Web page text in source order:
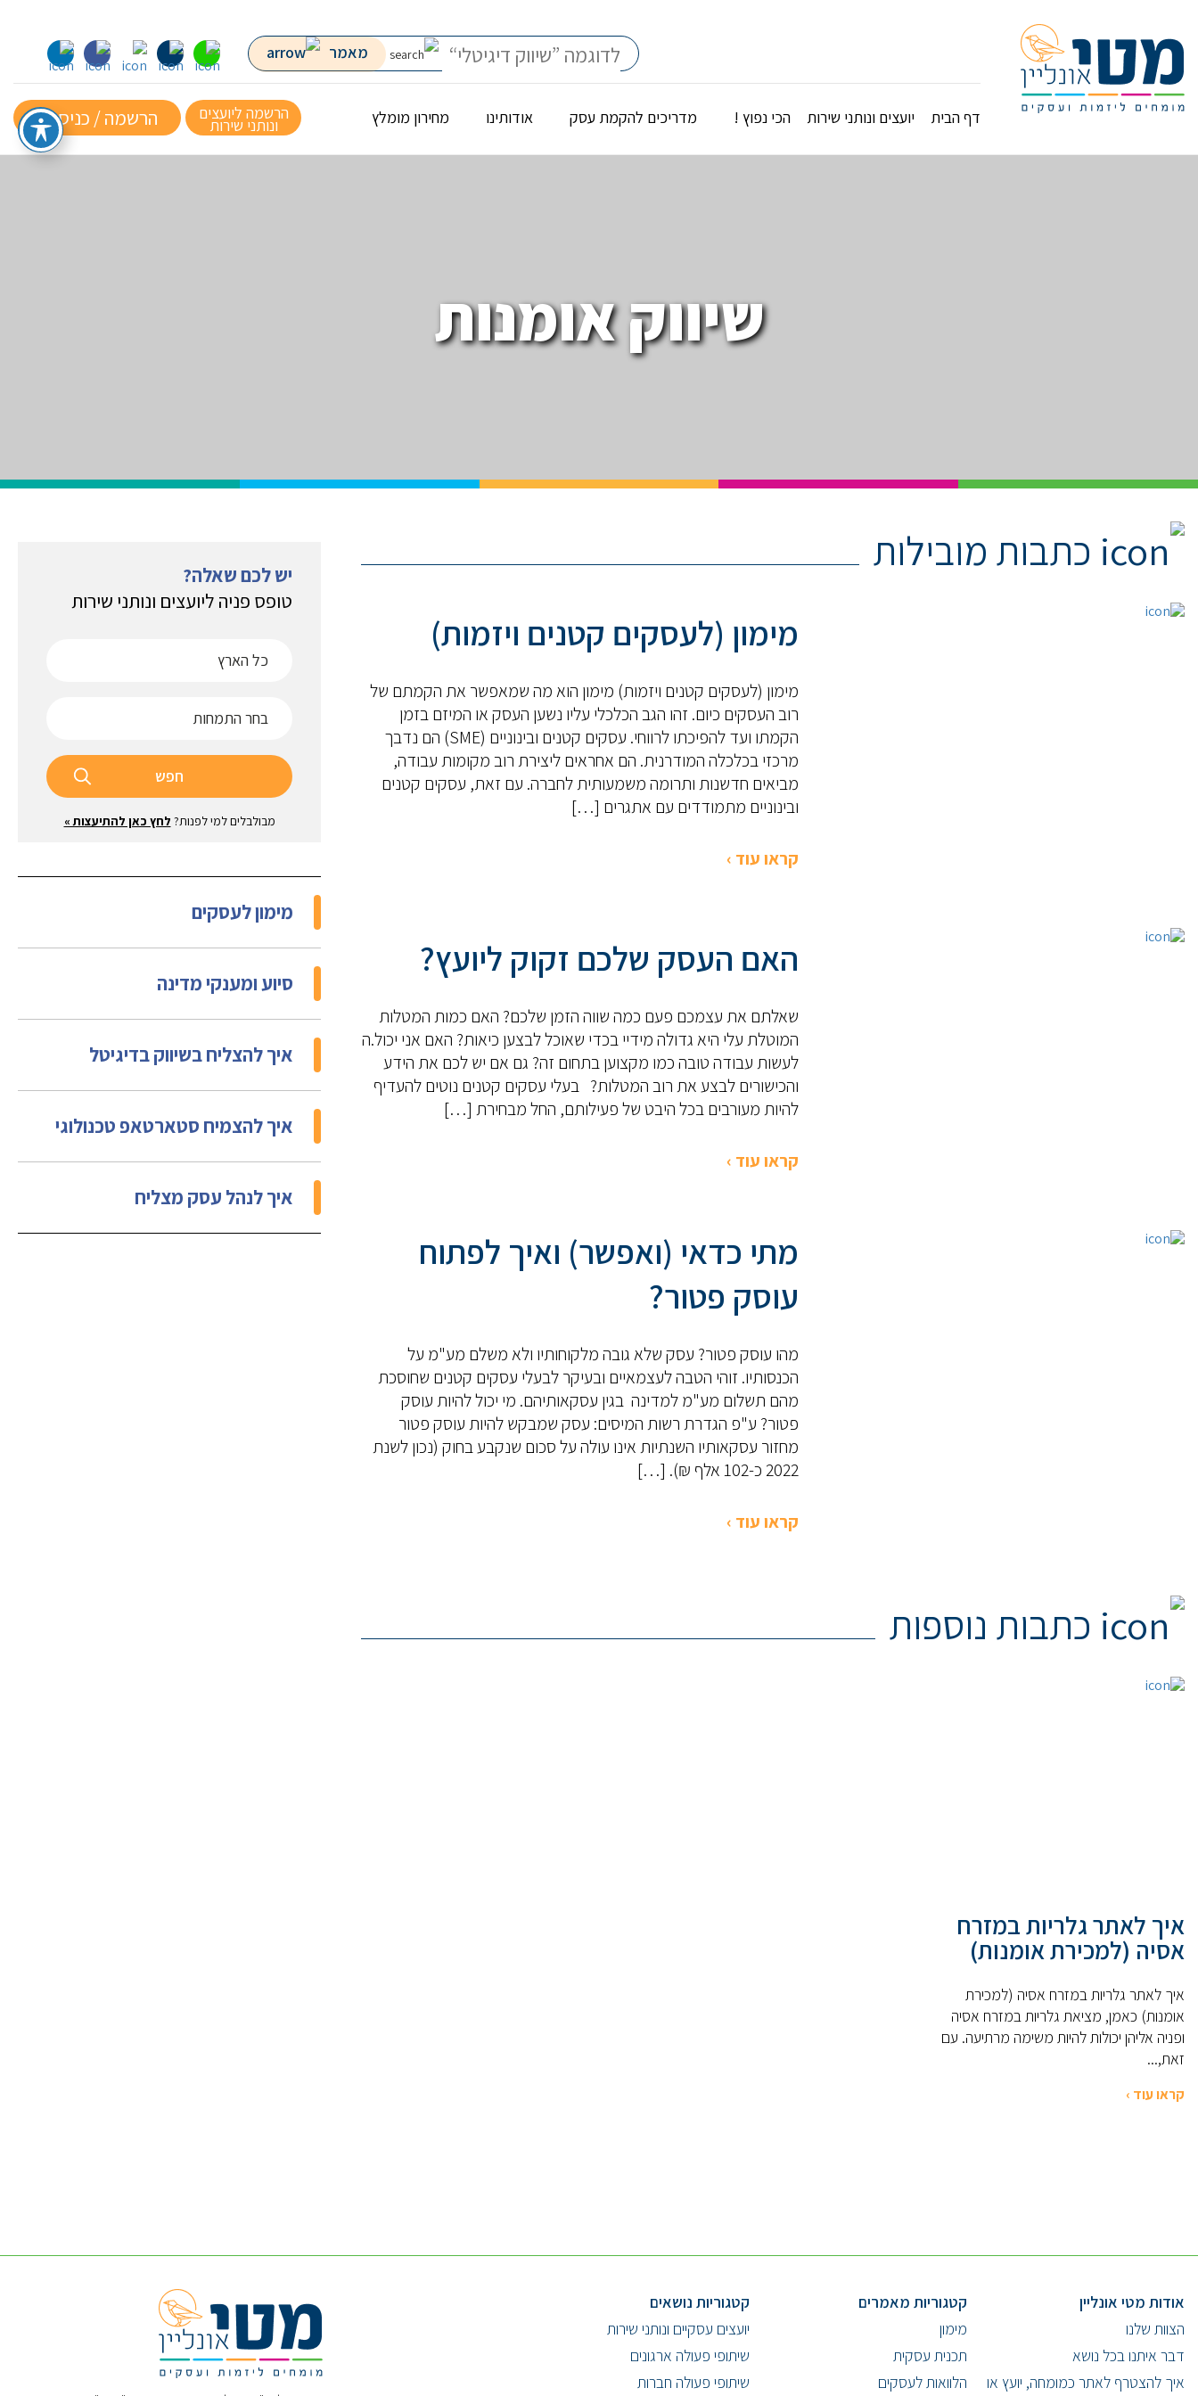
מאמר
דף הבית יועצים ונותני שירות הכי נפוץ ! מדריכים להקמת עסק אודותינו מחירון מומלץ הרשמה / כניסה » הרשמה ליועצים
ונותני שירות
שיווק אומנות
כתבות מובילות
מימון (לעסקים קטנים ויזמות)
מימון (לעסקים קטנים ויזמות) מימון הוא מה שמאפשר את הקמתם של
רוב העסקים כיום. זהו הגב הכלכלי עליו נשען העסק או המיזם בזמן
הקמתו ועד להפיכתו לרווחי. עסקים קטנים ובינוניים (SME) הם נדבך
מרכזי בכלכלה המודרנית. הם אחראים ליצירת רוב מקומות עבודה,
מביאים חדשנות ותרומה משמעותית לחברה. עם זאת, עסקים קטנים
ובינוניים מתמודדים עם אתגרים […]
קראו עוד ›
האם העסק שלכם זקוק ליועץ?
שאלתם את עצמכם פעם כמה שווה הזמן שלכם? האם כמות המטלות
המוטלת עלי היא גדולה מידיי בכדי שאוכל לבצען כיאות? האם אני יכול.ה
לעשות עבודה טובה כמו מקצוען בתחום זה? גם אם יש לכם את הידע
והכישורים לבצע את רוב המטלות? בעלי עסקים קטנים נוטים להעדיף
להיות מעורבים בכל היבט של פעילותם, החל מבחירת […]
קראו עוד ›
מתי כדאי (ואפשר) ואיך לפתוח
עוסק פטור?
מהו עוסק פטור? עסק שלא גובה מלקוחותיו ולא משלם מע"מ על
הכנסותיו. זוהי הטבה לעצמאיים ובעיקר לבעלי עסקים קטנים שחוסכת
מהם תשלום מע"מ למדינה בגין עסקאותיהם. מי יכול להיות עוסק
פטור? ע"פ הגדרת רשות המיסים: עסק שמבקש להיות עוסק פטור
מחזור עסקאותיו השנתיות אינו עולה על סכום שנקבע בחוק (נכון לשנת
2022 כ-102 אלף ₪). […]
קראו עוד ›
כתבות נוספות
איך לאתר גלריות במזרח
אסיה (למכירת אומנות)
איך לאתר גלריות במזרח אסיה (למכירת
אומנות) כאמן, מציאת גלריות במזרח אסיה
ופניה אליהן יכולות להיות משימה מרתיעה. עם
זאת,...
קראו עוד ›
יש לכם שאלה?
טופס פניה ליועצים ונותני שירות
חפש
מבולבלים למי לפנות? לחץ כאן להתיעצות »
מימון לעסקים
סיוע ומענקי מדינה
איך להצליח בשיווק בדיגיטל
איך להצמיח סטארטאפ טכנולוגי
איך לנהל עסק מצליח
אודות מטי אונליין
הצוות שלנו
דבר איתנו בכל נושא
איך להצטרף לאתר כמומחה, יועץ או
קטגוריות מאמרים
מימון
תכנית עסקית
הלוואות לעסקים
קטגוריות נושאים
יועצים עסקיים ונותני שירות
שיתופי פעולה ארגונים
שיתופי פעולה חברות